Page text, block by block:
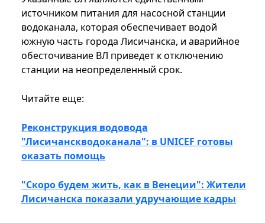
источником питания для насосной станции
водоканала, которая обеспечивает водой
южную часть города Лисичанска, и аварийное
обесточивание ВЛ приведет к отключению
станции на неопределенный срок.
Читайте еще:
Реконструкция водовода
"Лисичанскводоканала": в UNICEF готовы
оказать помощь
"Скоро будем жить, как в Венеции": Жители
Лисичанска показали удручающие кадры